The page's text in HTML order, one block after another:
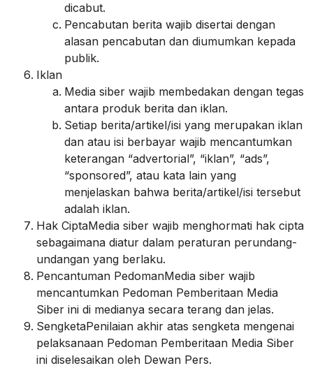
dicabut.
Pencabutan berita wajib disertai dengan
alasan pencabutan dan diumumkan kepada
publik.
Iklan
Media siber wajib membedakan dengan tegas
antara produk berita dan iklan.
Setiap berita/artikel/isi yang merupakan iklan
dan atau isi berbayar wajib mencantumkan
keterangan “advertorial”, “iklan”, “ads”,
“sponsored”, atau kata lain yang
menjelaskan bahwa berita/artikel/isi tersebut
adalah iklan.
Hak CiptaMedia siber wajib menghormati hak cipta
sebagaimana diatur dalam peraturan perundang-
undangan yang berlaku.
Pencantuman PedomanMedia siber wajib
mencantumkan Pedoman Pemberitaan Media
Siber ini di medianya secara terang dan jelas.
SengketaPenilaian akhir atas sengketa mengenai
pelaksanaan Pedoman Pemberitaan Media Siber
ini diselesaikan oleh Dewan Pers.